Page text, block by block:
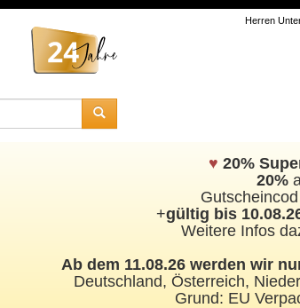
Herren
♥ 20%
20%
+gültig bis
Weitere Infos
Ab dem 11.08.26 werden wir
Deutschland, Österreich,
Grund: EU